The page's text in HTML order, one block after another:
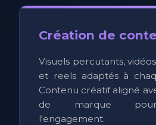
Création de
Visuels percutants,
et reels adaptés à
Contenu créatif aligné
de marque pour
l'engagement.